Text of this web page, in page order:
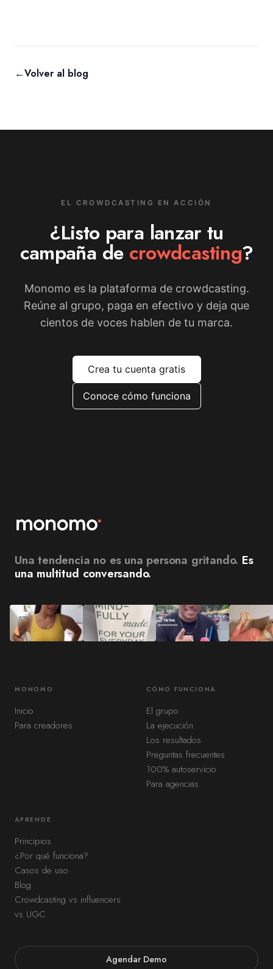
←Volver al blog
EL CROWDCASTING EN ACCIÓN
¿Listo para lanzar tu
campaña de crowdcasting?
Monomo es la plataforma de crowdcasting.
Reúne al grupo, paga en efectivo y deja que
cientos de voces hablen de tu marca.
Crea tu cuenta gratis
Conoce cómo funciona
Una tendencia no es una persona gritando. Es
una multitud conversando.
MONOMO
Inicio
Para creadores
CÓMO FUNCIONA
El grupo
La ejecución
Los resultados
Preguntas frecuentes
100% autoservicio
Para agencias
APRENDE
Principios
¿Por qué funciona?
Casos de uso
Blog
Crowdcasting vs influencers
vs UGC
Agendar Demo